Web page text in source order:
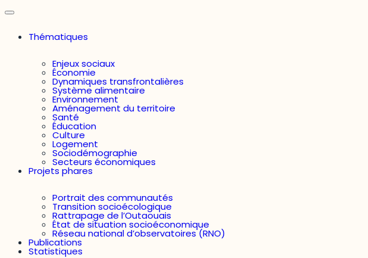
Thématiques
Enjeux sociaux
Économie
Dynamiques transfrontalières
Système alimentaire
Environnement
Aménagement du territoire
Santé
Éducation
Culture
Logement
Sociodémographie
Secteurs économiques
Projets phares
Portrait des communautés
Transition socioécologique
Rattrapage de l’Outaouais
État de situation socioéconomique
Réseau national d’observatoires (RNO)
Publications
Statistiques